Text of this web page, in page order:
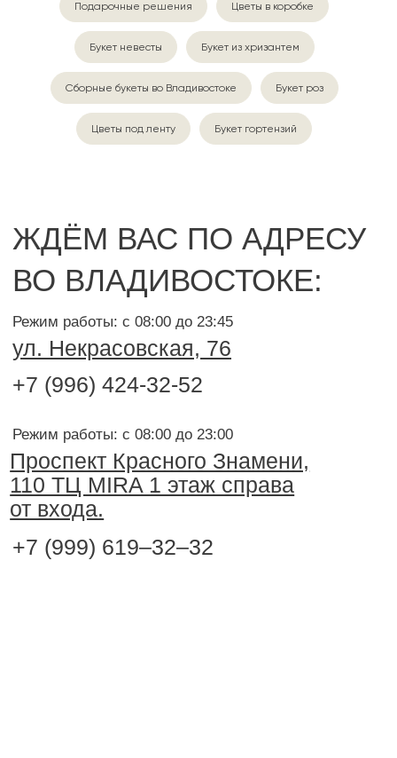
Подарочные решения Цветы в коробке
Букет невесты Букет из хризантем
Сборные букеты во Владивостоке Букет роз
Цветы под ленту Букет гортензий